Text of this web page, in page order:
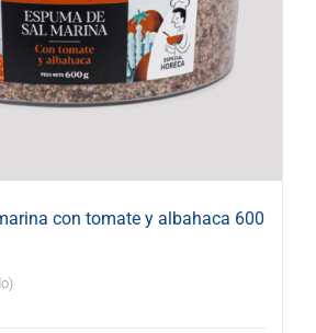
con tomate y albahaca 600